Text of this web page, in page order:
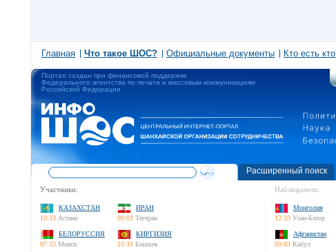
Главная Что такое ШОС? Официальные документы Кто есть
Портал создан при финансовой поддержке
Федерального агентства по печати и массовым коммуникациям
Российской Федерации
Расширенный поиск
Участники:
КАЗАХСТАН
10:33 Астана
ИРАН
09:03 Тегеран
БЕЛОРУССИЯ
07:33 Минск
КИРГИЗИЯ
10:33 Бишкек
Наблюдатели:
Монголия
12:33 Улан-Батор
Афганистан
09:03 Кабул